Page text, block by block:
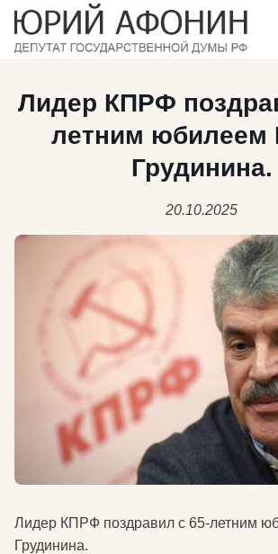
Лидер КПРФ
летним юбилеем
Грудинина.
20.10.2025
Лидер КПРФ поздравил с 65-летним
Грудинина.